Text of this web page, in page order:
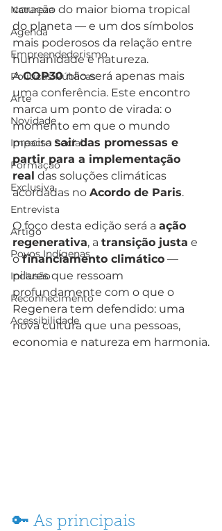
Natureza
Agenda
Empreendedorismo
Políticas Públicas
Arte
Novidade
Impacto Social
Formação
Exclusiva
Entrevista
Artigo
Povos Indígenas
Inclusão
Reconhecimento
Acessibilidade
coração do maior bioma tropical
do planeta — e um dos símbolos
mais poderosos da relação entre
humanidade e natureza.
A COP30 não será apenas mais
uma conferência. Este encontro
marca um ponto de virada: o
momento em que o mundo
precisa sair das promessas e
partir para a implementação
real das soluções climáticas
acordadas no Acordo de Paris.
O foco desta edição será a ação
regenerativa, a transição justa e
o financiamento climático —
pilares que ressoam
profundamente com o que o
Regenera tem defendido: uma
nova cultura que una pessoas,
economia e natureza em harmonia.
🔑 As principais